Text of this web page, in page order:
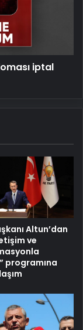
iptal
Altun’dan
ve
programına